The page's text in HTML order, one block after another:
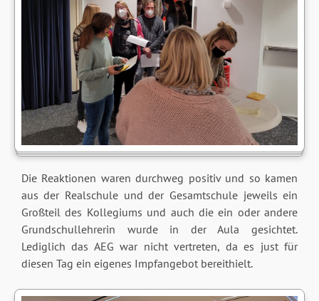
Die Reaktionen waren durchweg positiv und so kamen
aus der Realschule und der Gesamtschule jeweils ein
Großteil des Kollegiums und auch die ein oder andere
Grundschullehrerin wurde in der Aula gesichtet.
Lediglich das AEG war nicht vertreten, da es just für
diesen Tag ein eigenes Impfangebot bereithielt.